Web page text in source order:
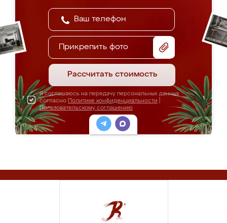
Прикрепить фото
Рассчитать стоимость
Я соглашаюсь на передачу персональных данных
согласно Политике конфиденциальности
Пользовательскому соглашению